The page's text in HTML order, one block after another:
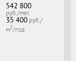
542 800
руб./мес
35 400 руб./
м2/год